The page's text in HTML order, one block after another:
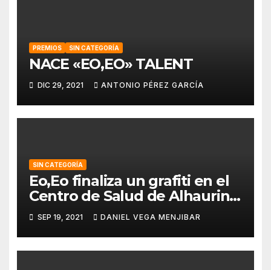
PREMIOS SIN CATEGORÍA
NACE «EO,EO» TALENT
DIC 29, 2021 ANTONIO PÉREZ GARCÍA
SIN CATEGORÍA
Eo,Eo finaliza un grafiti en el
Centro de Salud de Alhaurin
de la Torre.
SEP 19, 2021 DANIEL VEGA MENJIBAR